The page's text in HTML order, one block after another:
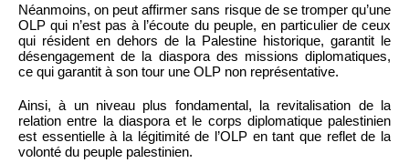
Néanmoins, on peut affirmer sans risque de se tromper qu’une
OLP qui n’est pas à l’écoute du peuple, en particulier de ceux
qui résident en dehors de la Palestine historique, garantit le
désengagement de la diaspora des missions diplomatiques,
ce qui garantit à son tour une OLP non représentative.
Ainsi, à un niveau plus fondamental, la revitalisation de la
relation entre la diaspora et le corps diplomatique palestinien
est essentielle à la légitimité de l’OLP en tant que reflet de la
volonté du peuple palestinien.